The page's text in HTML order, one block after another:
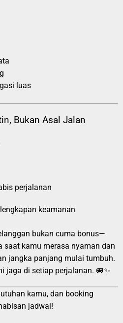
luas
Bukan Asal Jalan
perjalanan
keamanan
bukan cuma bonus—
saat kamu merasa nyaman dan
jangka panjang mulai tumbuh.
jaga di setiap perjalanan. 🚐✨
kamu, dan booking
jadwal!